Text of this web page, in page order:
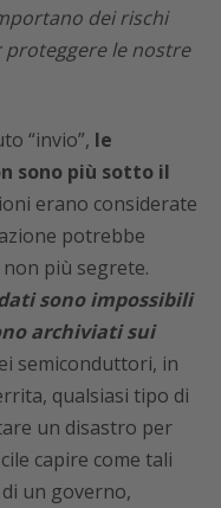
dei rischi
le nostre
“invio”, le
sono più sotto il
erano considerate
potrebbe
più segrete.
sono impossibili
archiviati sui
semiconduttori, in
qualsiasi tipo di
un disastro per
capire come tali
un governo,